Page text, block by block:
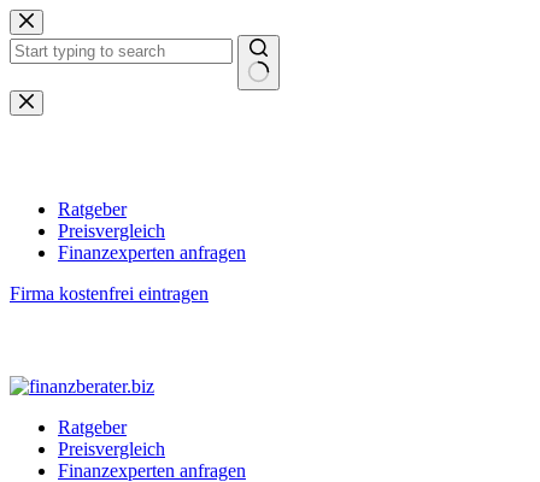
Zum
Inhalt
springen
Keine
Ergebnisse
Ratgeber
Preisvergleich
Finanzexperten anfragen
Firma kostenfrei eintragen
Ratgeber
Preisvergleich
Finanzexperten anfragen